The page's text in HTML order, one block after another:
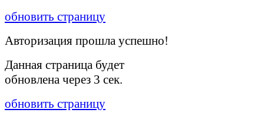
обновить страницу
Авторизация прошла успешно!
Данная страница будет
обновлена через 3 сек.
обновить страницу